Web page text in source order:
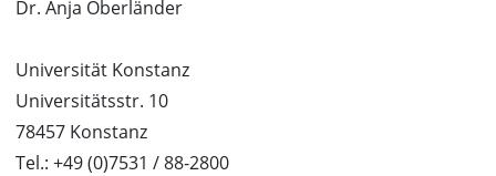
Dr. Anja Oberländer
Universität Konstanz
Universitätsstr. 10
78457 Konstanz
Tel.: +49 (0)7531 / 88-2800